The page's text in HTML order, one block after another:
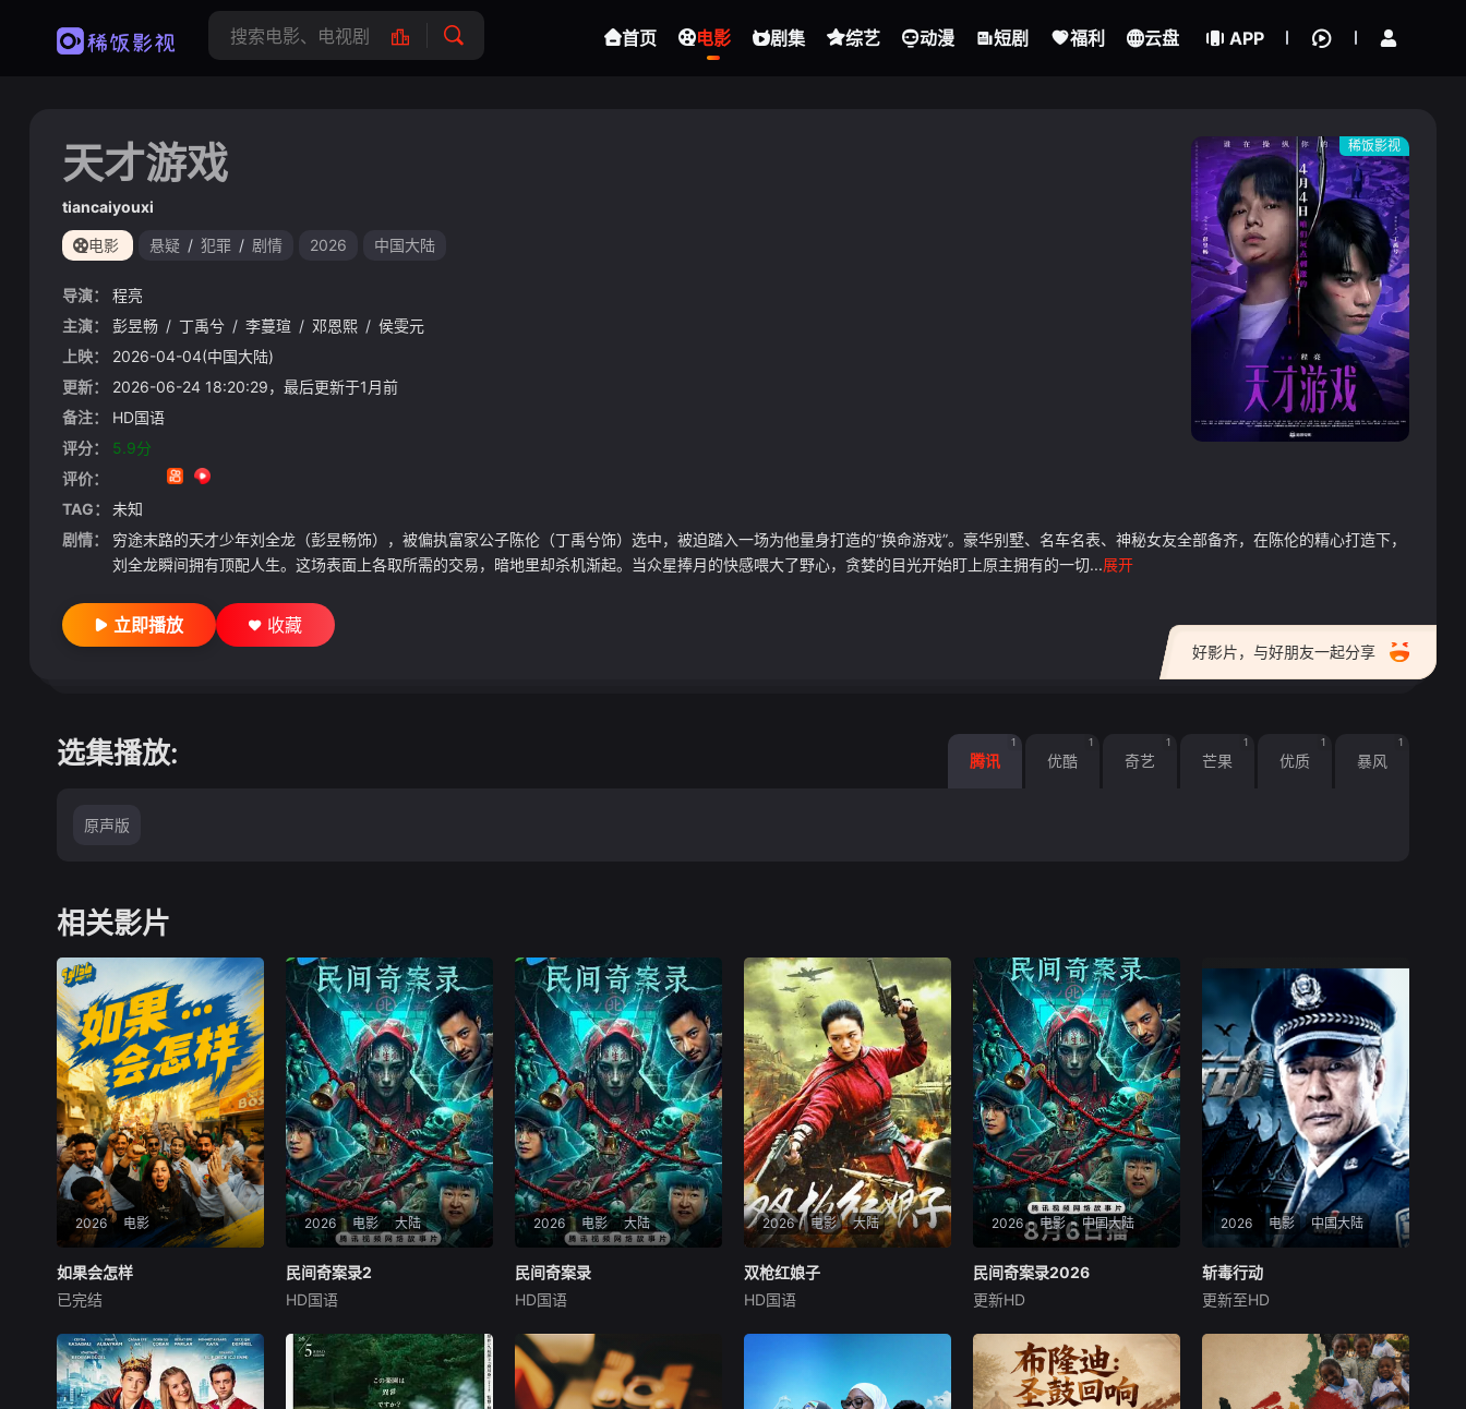
首页 电影 剧集 综艺 动漫 短剧 福利 云盘 APP
稀饭影视
天才游戏
tiancaiyouxi
电影 悬疑 / 犯罪 / 剧情 2026 中国大陆
导演：
程亮
主演：
彭昱畅 / 丁禹兮 / 李蔓瑄 / 邓恩熙 / 侯雯元
上映：
2026-04-04(中国大陆)
更新：
2026-06-24 18:20:29，最后更新于1月前
备注：
HD国语
评分：
5.9分
评价：
TAG：
未知
剧情：
穷途末路的天才少年刘全龙（彭昱畅饰），被偏执富家公子陈伦（丁禹兮饰）选中，被迫踏入一场为他量身打造的“换命游戏”。豪华别墅、名车名表、神秘女友全部备齐，在陈伦的精心打造下，
刘全龙瞬间拥有顶配人生。这场表面上各取所需的交易，暗地里却杀机渐起。当众星捧月的快感喂大了野心，贪婪的目光开始盯上原主拥有的一切...展开
好影片，与好朋友一起分享
立即播放 收藏
选集播放: 腾讯
1
优酷
1
奇艺
1
芒果
1
优质
1
暴风
1
原声版
相关影片
2026 电影
如果会怎样
未知
内容涵盖多个主题，包括政
治、文化、社会、经济和艺术
等领域；通过 Instagram 和 F
acebook 平台，以“如果……
如果会怎样
已完结
2026 电影 大陆
民间奇案录2
古斌
患有妄想症的警察张天盛
遇上一起离奇的神像杀人事
件，勘案过程中，牵引出“婴
胎报仇”，“娘娘索命”等一连串
民间奇案录2
HD国语
2026 电影 大陆
民间奇案录
古斌
患有妄想症的警察张天盛
遇上一起离奇的神像杀人事
件，勘案过程中，牵引出“婴
胎报仇”，“娘娘索命”等一连串
民间奇案录
HD国语
2026 电影 大陆
双枪红娘子
刘姝彤
1938年，高胜男新婚之
遭屠戮。她举枪聚义，屡袭敌
寇威震四方，后得八路军指点
双枪红娘子
HD国语
2026 电影 中国大陆
民间奇案录2026
古斌
患有妄想症的警察张天盛遇上
一起离奇的神像杀人事件，勘
案过程中，牵引出“婴胎报
仇”，“娘娘索命”等一连串妖异
民间奇案录2026
更新HD
2026 电影 中国大陆
斩毒行动
石兆琪
于荣光石兆琪对决
斩毒行动
更新至HD